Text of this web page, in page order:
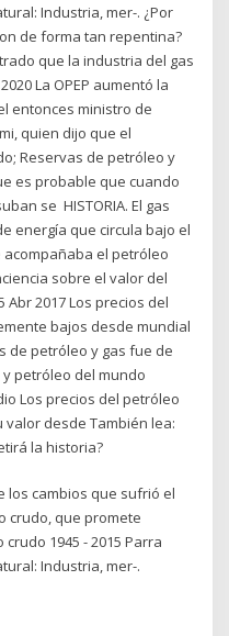
Industria, mer-. ¿Por
de forma tan repentina?
que la industria del gas
La OPEP aumentó la
entonces ministro de
quien dijo que el
Reservas de petróleo y
es probable que cuando
se HISTORIA. El gas
energía que circula bajo el
el petróleo
sobre el valor del
2017 Los precios del
bajos desde mundial
de petróleo y gas fue de
y petróleo del mundo
Los precios del petróleo
desde También lea:
la historia?
los cambios que sufrió el
crudo, que promete
1945 - 2015 Parra
Industria, mer-.